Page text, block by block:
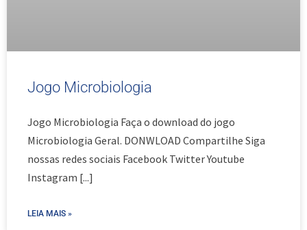
Jogo Microbiologia
Jogo Microbiologia Faça o download do jogo
Microbiologia Geral. DONWLOAD Compartilhe Siga
nossas redes sociais Facebook Twitter Youtube
Instagram [...]
LEIA MAIS »